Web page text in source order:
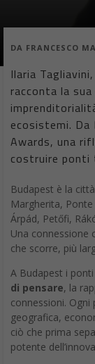
DA FRANCESCO
Ilaria
racconta la
ecosistemi.
Awards, una
costruire ponti
Budapest è la
Margherita,
Árpád, Petőfi,
Una connessione
che scorre, più
A Budapest i
di pensare, la
connessioni. Ogni
geografica,
ciò che prima
potente